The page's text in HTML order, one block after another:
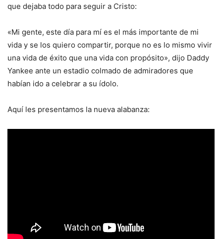
que dejaba todo para seguir a Cristo:
«Mi gente, este día para mí es el más importante de mi
vida y se los quiero compartir, porque no es lo mismo vivir
una vida de éxito que una vida con propósito», dijo Daddy
Yankee ante un estadio colmado de admiradores que
habían ido a celebrar a su ídolo.
Aquí les presentamos la nueva alabanza: